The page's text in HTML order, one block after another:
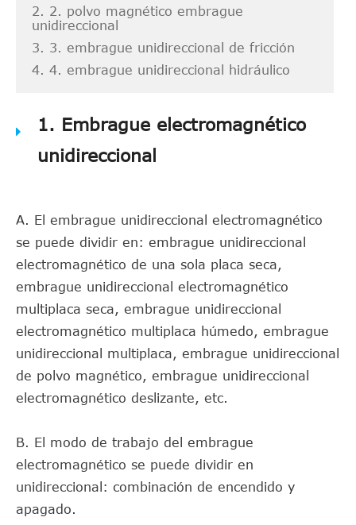
2. 2. polvo magnético embrague
unidireccional
3. 3. embrague unidireccional de fricción
4. 4. embrague unidireccional hidráulico
1. Embrague electromagnético
unidireccional
A. El embrague unidireccional electromagnético
se puede dividir en: embrague unidireccional
electromagnético de una sola placa seca,
embrague unidireccional electromagnético
multiplaca seca, embrague unidireccional
electromagnético multiplaca húmedo, embrague
unidireccional multiplaca, embrague unidireccional
de polvo magnético, embrague unidireccional
electromagnético deslizante, etc.
B. El modo de trabajo del embrague
electromagnético se puede dividir en
unidireccional: combinación de encendido y
apagado.